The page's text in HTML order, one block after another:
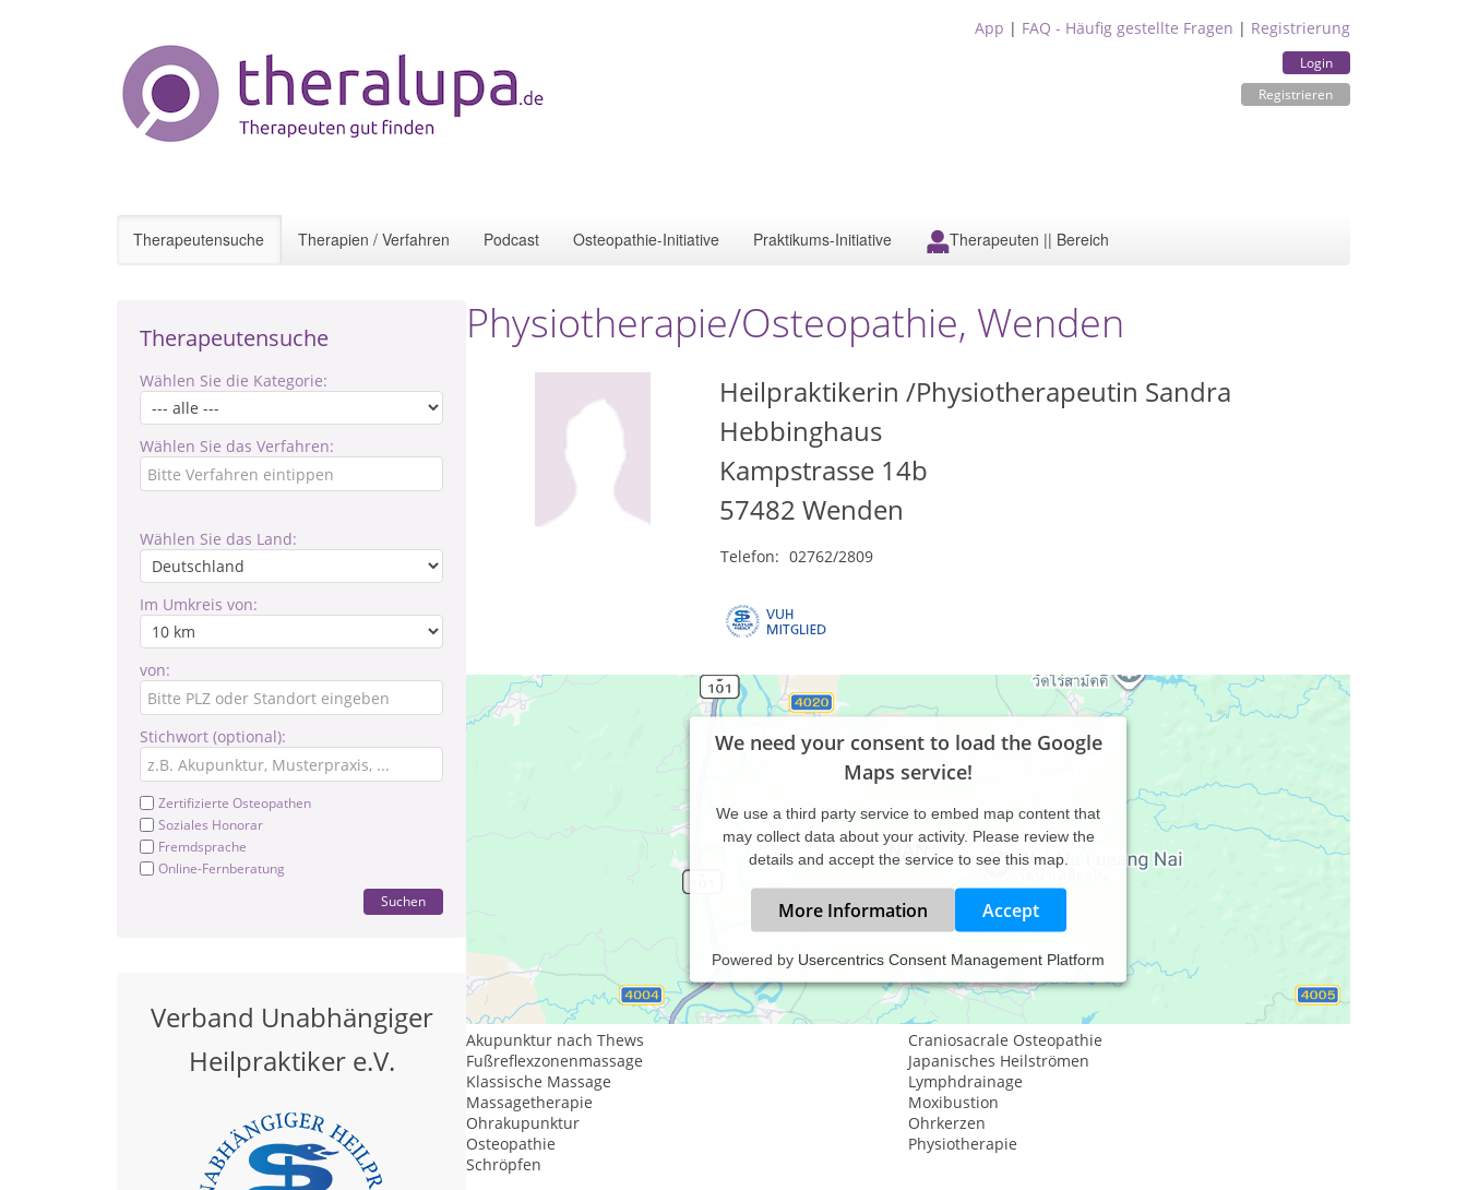
App | FAQ - Häufig gestellte Fragen | Registrierung
Login
Registrieren
Therapeutensuche Therapien / Verfahren Podcast Osteopathie-Initiative Praktikums-Initiative Therapeuten || Bereich
Therapeutensuche
Wählen Sie die Kategorie:
Wählen Sie das Verfahren:
Wählen Sie das Land:
Im Umkreis von:
von:
Stichwort (optional):
Zertifizierte Osteopathen
Soziales Honorar
Fremdsprache
Online-Fernberatung
Suchen
Verband Unabhängiger
Heilpraktiker e.V.
Physiotherapie/Osteopathie, Wenden
Heilpraktikerin /Physiotherapeutin Sandra
Hebbinghaus
Kampstrasse 14b
57482 Wenden
Telefon: 02762/2809
We need your consent to load the Google
Maps service!
We use a third party service to embed map content that
may collect data about your activity. Please review the
details and accept the service to see this map.
More Information Accept
Powered by Usercentrics Consent Management Platform
Leistungsspektrum:
Traditionelle und komplementäre Medizin, Heilkunde
Akupunktur nach Thews
Craniosacrale Osteopathie
Fußreflexzonenmassage
Japanisches Heilströmen
Klassische Massage
Lymphdrainage
Massagetherapie
Moxibustion
Ohrakupunktur
Ohrkerzen
Osteopathie
Physiotherapie
Schröpfen